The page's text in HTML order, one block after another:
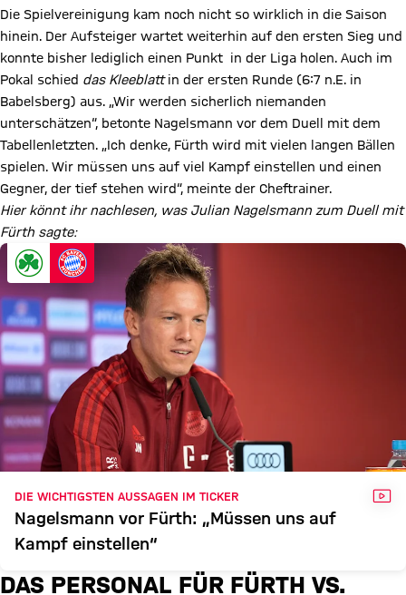
Die Spielvereinigung kam noch nicht so wirklich in die Saison
hinein. Der Aufsteiger wartet weiterhin auf den ersten Sieg und
konnte bisher lediglich einen Punkt in der Liga holen. Auch im
Pokal schied das Kleeblattin der ersten Runde (6:7 n.E. in
Babelsberg) aus. „Wir werden sicherlich niemanden
unterschätzen“, betonte Nagelsmann vor dem Duell mit dem
Tabellenletzten. „Ich denke, Fürth wird mit vielen langen Bällen
spielen. Wir müssen uns auf viel Kampf einstellen und einen
Gegner, der tief stehen wird“, meinte der Cheftrainer.
Hier könnt ihr nachlesen, was Julian Nagelsmann zum Duell mit
Fürth sagte:
DIE WICHTIGSTEN AUSSAGEN IM TICKER
Nagelsmann vor Fürth: „Müssen uns auf
Kampf einstellen“
DAS PERSONAL FÜR FÜRTH VS.